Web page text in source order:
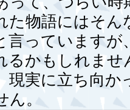
た物語にはそ
言っています
るかもしれま
現実に立ち向
。